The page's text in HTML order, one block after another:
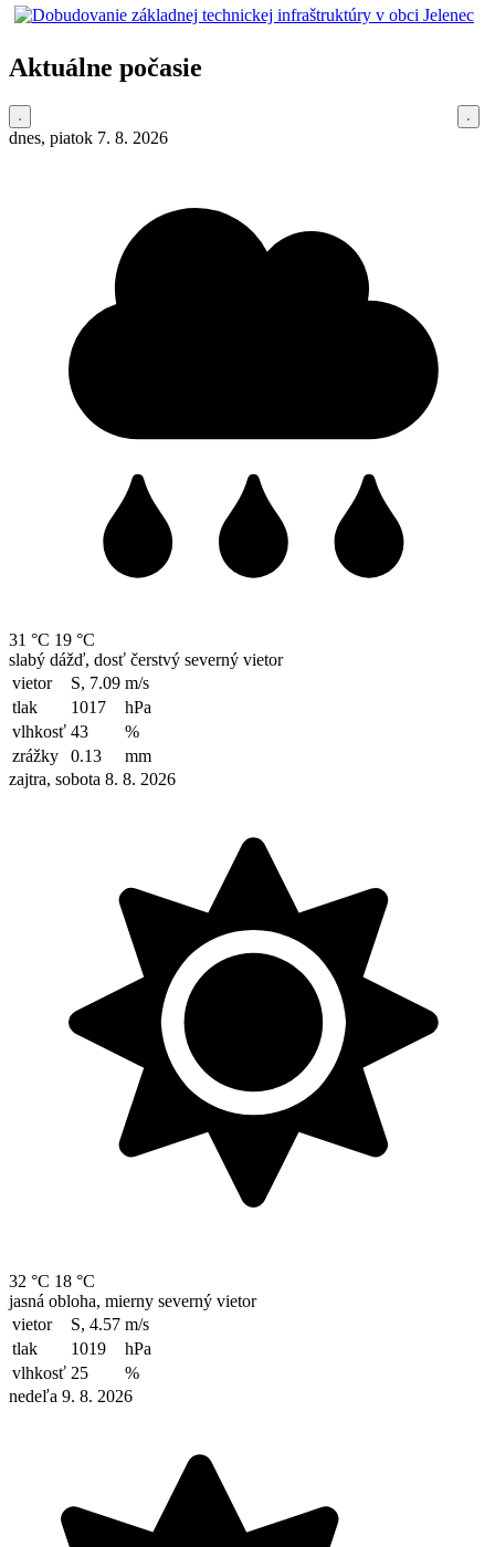
Aktuálne počasie
dnes, piatok 7. 8. 2026
31 °C 19 °C
slabý dážď, dosť čerstvý severný vietor
vietor
S, 7.09 m/s
tlak
1017
hPa
vlhkosť 43
%
zrážky
0.13
mm
zajtra, sobota 8. 8. 2026
32 °C 18 °C
jasná obloha, mierny severný vietor
vietor
S, 4.57 m/s
tlak
1019
hPa
vlhkosť 25
%
nedeľa 9. 8. 2026